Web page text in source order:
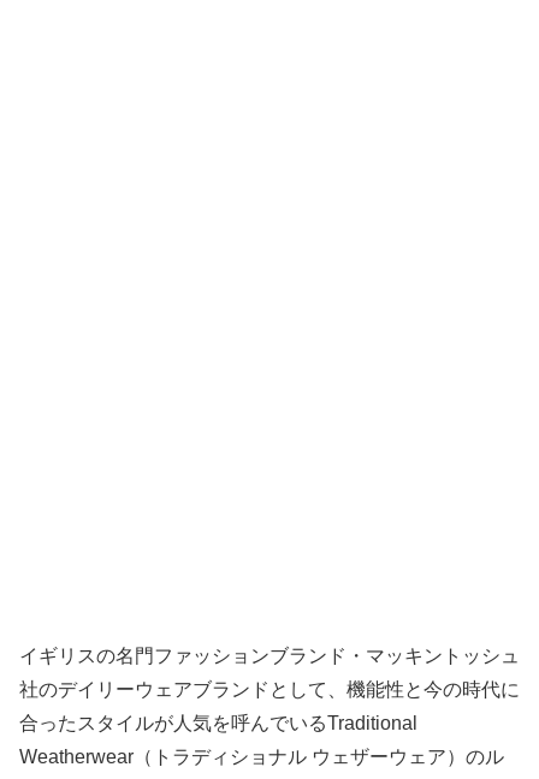
イギリスの名門ファッションブランド・マッキントッシュ
社のデイリーウェアブランドとして、機能性と今の時代に
合ったスタイルが人気を呼んでいるTraditional
Weatherwear（トラディショナル ウェザーウェア）のル